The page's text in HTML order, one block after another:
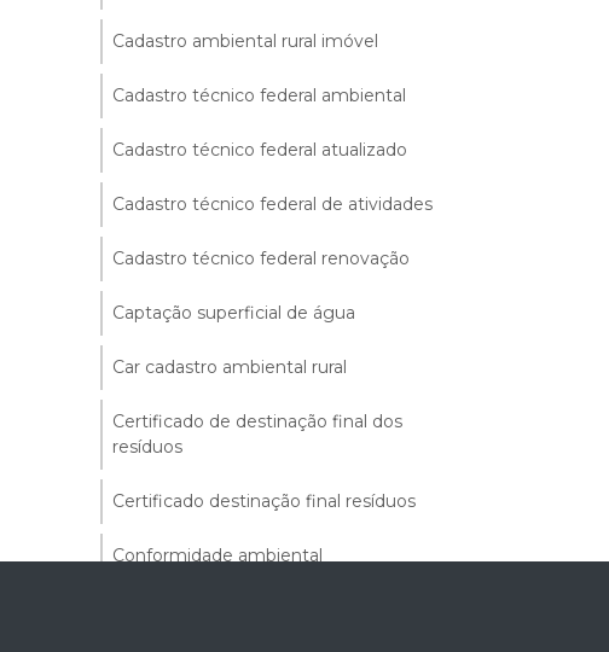
Cadastro ambiental rural imóvel
Cadastro técnico federal ambiental
Cadastro técnico federal atualizado
Cadastro técnico federal de atividades
Cadastro técnico federal renovação
Captação superficial de água
Car cadastro ambiental rural
Certificado de destinação final dos
resíduos
Certificado destinação final resíduos
Conformidade ambiental